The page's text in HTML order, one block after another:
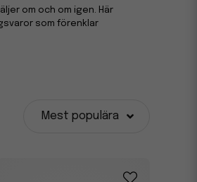
om och om igen. Här
som förenklar
val. Perfekt för dig som
Mest populära